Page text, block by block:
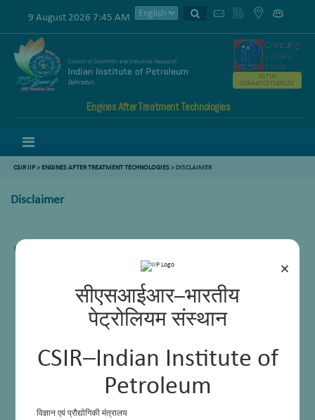
×
सीएसआईआर–भारतीय
पेट्रोलियम संस्थान
CSIR–Indian Institute of
Petroleum
विज्ञान एवं प्रौद्योगिकी मंत्रालय
9 August 2026 7:45 AM
Engines After Treatment Technologies
GSTIN
05AAATC2716R2ZK
CSIR IIP> ENGINES AFTER TREATMENT TECHNOLOGIES> DISCLAIMER
Disclaimer
Comming Soon.